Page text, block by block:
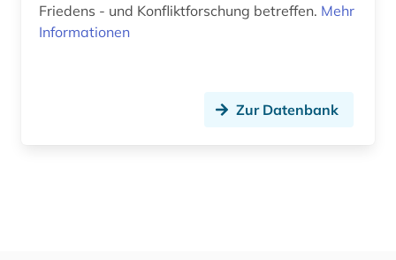
Friedens - und Konfliktforschung betreffen. Mehr
Informationen
Zur Datenbank